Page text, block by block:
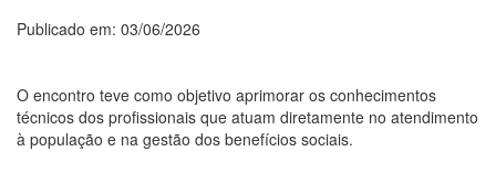
Publicado em: 03/06/2026
O encontro teve como objetivo aprimorar os conhecimentos
técnicos dos profissionais que atuam diretamente no atendimento
à população e na gestão dos benefícios sociais.